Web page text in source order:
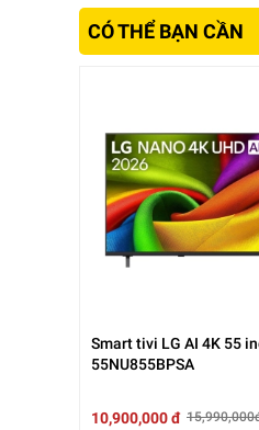
4. Độ ph ân gi ải 4K Ultra
Tiviđược trang bị
II. Tính năng nổi bật của
ông nghệ AI Picture
AI Picture Pro sử
s
CÓ THỂ BẠN CẦN
Smart tivi LG AI 4K 55
55NU855BPSA
10,900,000 đ